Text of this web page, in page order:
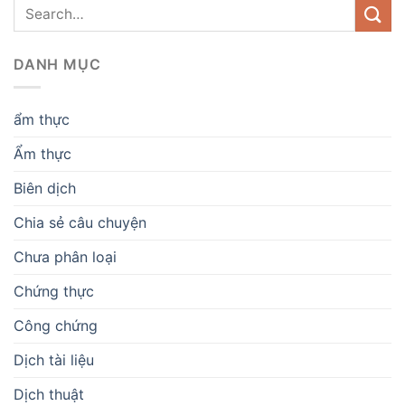
DANH MỤC
ẩm thực
Ẩm thực
Biên dịch
Chia sẻ câu chuyện
Chưa phân loại
Chứng thực
Công chứng
Dịch tài liệu
Dịch thuật